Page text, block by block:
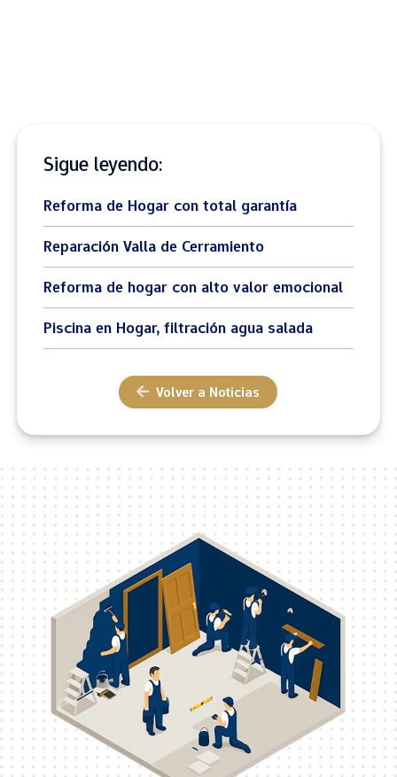
Sigue leyendo:
Reforma de Hogar con total garantía
Reparación Valla de Cerramiento
Reforma de hogar con alto valor emocional
Piscina en Hogar, filtración agua salada
Volver a Noticias